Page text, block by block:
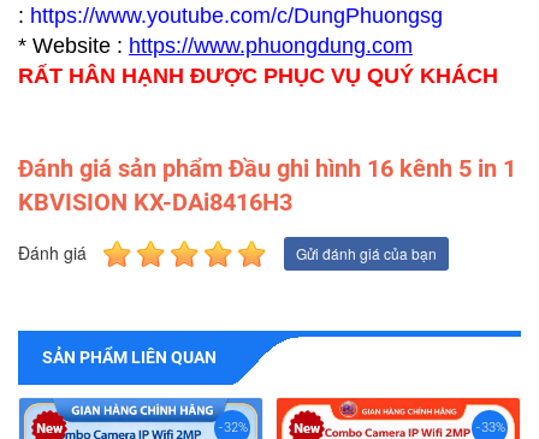
: https://www.youtube.com/c/DungPhuongsg
* Website : https://www.phuongdung.com
RẤT HÂN HẠNH ĐƯỢC PHỤC VỤ QUÝ KHÁCH
Đánh giá sản phẩm Đầu ghi hình 16 kênh 5 in 1
KBVISION KX-DAi8416H3
Đánh giá Gửi đánh giá của bạn
SẢN PHẨM LIÊN QUAN
-32% -33%